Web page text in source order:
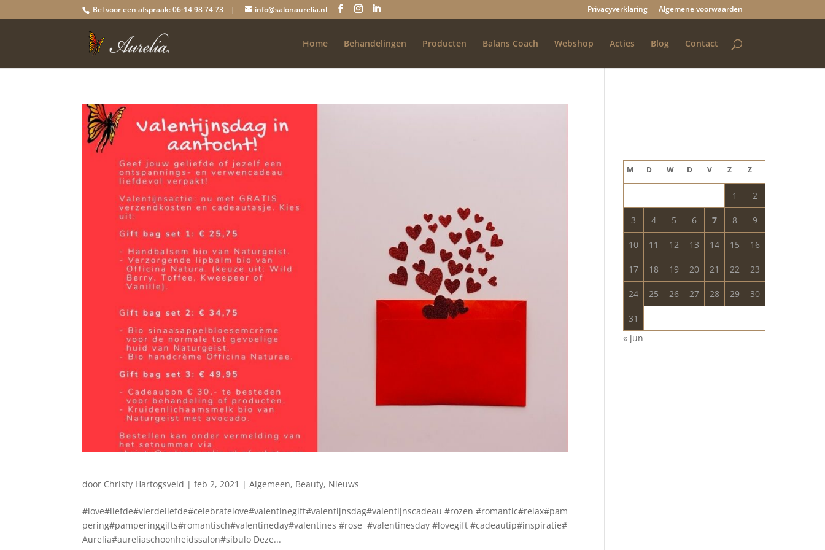
Bel voor een afspraak: 06-14 98 74 73 | info@salonaurelia.nl Privacyverklaring Algemene voorwaarden
Home Behandelingen Producten Balans Coach Webshop Acties Blog Contact
door Christy Hartogsveld |feb 2, 2021 |Algemeen, Beauty, Nieuws
#love#liefde#vierdeliefde#celebratelove#valentinegift#valentijnsdag#valentijnscadeau #rozen #romantic#relax#pam
pering#pamperinggifts#romantisch#valentineday#valentines #rose #valentinesday #lovegift #cadeautip#inspiratie#
Aurelia#aureliaschoonheidssalon#sibulo Deze...
M D W D V Z Z
1 2
3 4 5 6 7 8 9
10 11 12 13 14 15 16
17 18 19 20 21 22 23
24 25 26 27 28 29 30
31
« jun